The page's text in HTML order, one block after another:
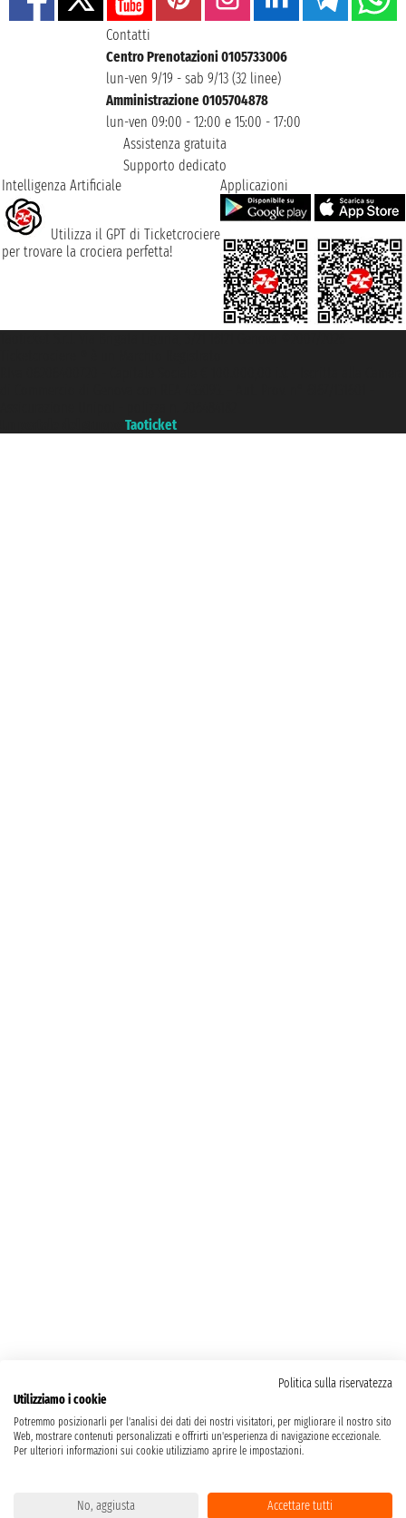
Contatti
Centro Prenotazioni 0105733006
lun-ven 9/19 - sab 9/13 (32 linee)
Amministrazione 0105704878
lun-ven 09:00 - 12:00 e 15:00 - 17:00
Assistenza gratuita
Supporto dedicato
Intelligenza Artificiale
Utilizza il GPT di Ticketcrociere
per trovare la crociera perfetta!
Applicazioni
Taoticket
Politica sulla riservatezza
Utilizziamo i cookie
Potremmo posizionarli per l'analisi dei dati dei nostri visitatori, per migliorare il nostro sito
Web, mostrare contenuti personalizzati e offrirti un'esperienza di navigazione eccezionale.
Per ulteriori informazioni sui cookie utilizziamo aprire le impostazioni.
No, aggiusta Accettare tutti